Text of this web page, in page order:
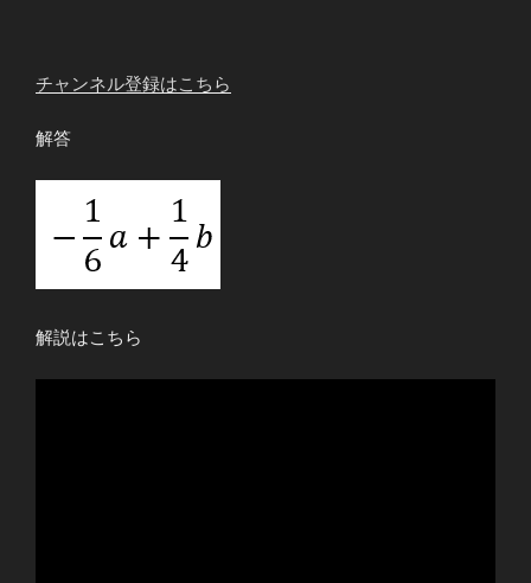
チャンネル登録はこちら
解答
解説はこちら